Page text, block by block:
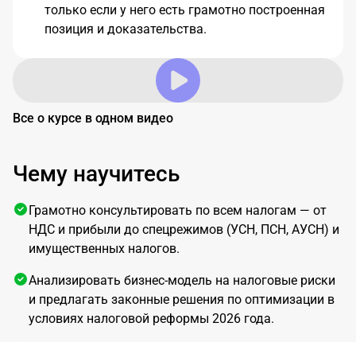
только если у него есть грамотно построенная
позиция и доказательства.
Все о курсе в одном видео
Чему научитесь
Грамотно консультировать по всем налогам — от
НДС и прибыли до спецрежимов (УСН, ПСН, АУСН) и
имущественных налогов.
Анализировать бизнес-модель на налоговые риски
и предлагать законные решения по оптимизации в
условиях налоговой реформы 2026 года.